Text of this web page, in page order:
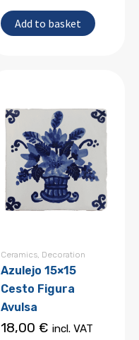
Add to basket
Ceramics, Decoration
Azulejo 15×15
Cesto Figura
Avulsa
18,00 € incl. VAT